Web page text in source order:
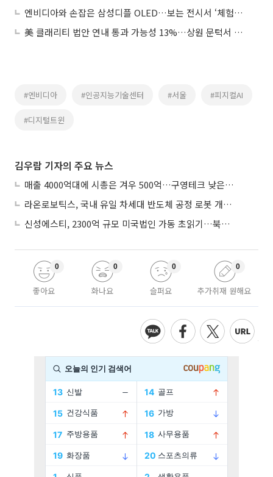
엔비디아와 손잡은 삼성디플 OLED…보는 전시서 ‘체험형’으로
美 클래리티 법안 연내 통과 가능성 13%…상원 문턱서 제동
#엔비디아 #인공지능기술센터 #서울 #피지컬AI
#디지털트윈
김우람 기자의 주요 뉴스
매출 4000억대에 시총은 겨우 500억…구영테크 낮은 몸값에 저가 승계 마무리
라온로보틱스, 국내 유일 차세대 반도체 공정 로봇 개발 ‘고객사 테스트 진행’
신성에스티, 2300억 규모 미국법인 가동 초읽기…북미 ESS 공략 본격화
좋아요
0
화나요
0
슬퍼요
0
추가취재 원해요
0